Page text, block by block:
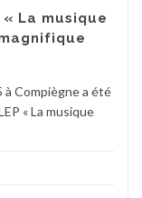
La musique
à Compiègne a été
« La musique